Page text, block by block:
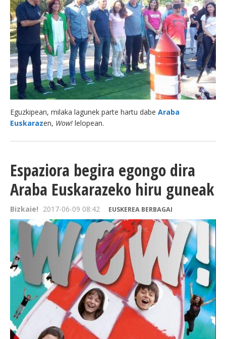
BEREZIAK
ARGAZKIAK
... AUKERA GEHIAGO
Eguzkipean, milaka lagunek parte hartu dabe Araba
Euskarazen, Wow! lelopean.
Espaziora begira egongo dira
Araba Euskarazeko hiru guneak
Bizkaie! 2017-06-09 08:42 EUSKEREA BERBAGAI